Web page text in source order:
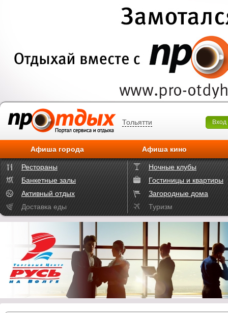
Тольятти Вход
Афиша города Афиша кино
Рестораны
Ночные клубы
Банкетные залы
Гостиницы и квартиры
Активный отдых
Загородные дома
Доставка еды
Туризм